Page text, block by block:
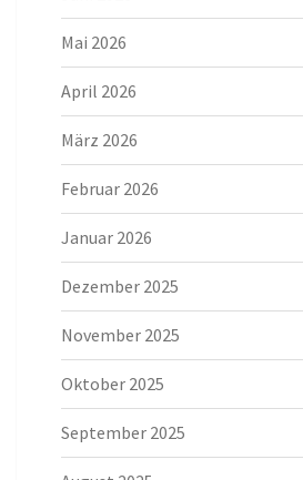
Mai 2026
April 2026
März 2026
Februar 2026
Januar 2026
Dezember 2025
November 2025
Oktober 2025
September 2025